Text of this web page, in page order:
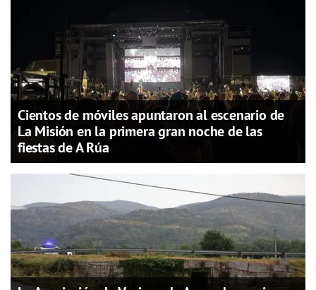
Cientos de móviles apuntaron al escenario de
La Misión en la primera gran noche de las
fiestas de A Rúa